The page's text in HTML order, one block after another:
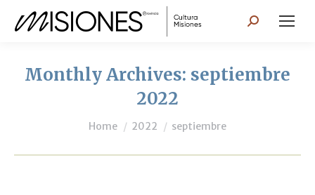
Search:
Monthly Archives: septiembre
2022
You are here:
Home 2022 septiembre